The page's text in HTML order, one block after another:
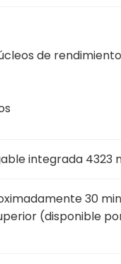
de
integrada 4323
30
(disponible